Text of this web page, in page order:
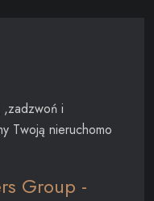
,zadzwoń i
Twoją nieruchomo
Group -